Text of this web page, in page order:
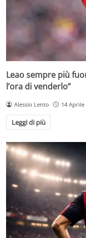
Leao sempre più
l’ora di venderlo”
Alessio Lento 14 Aprile
Leggi di più